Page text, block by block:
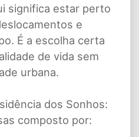
significa estar perto
e
É a escolha certa
de vida sem
urbana.
dos Sonhos:
composto por: